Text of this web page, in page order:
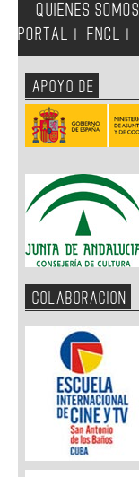
QUIENES SOMOS
PORTAL
FNCL
APOYO DE
COLABORACION